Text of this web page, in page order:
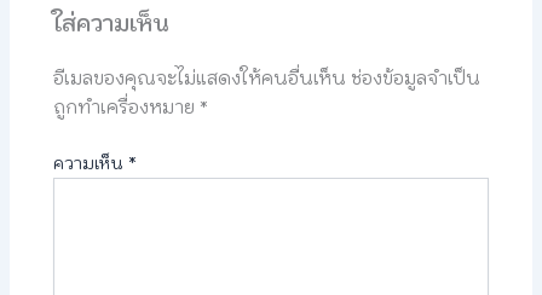
ใส่ความเห็น
อีเมลของคุณจะไม่แสดงให้คนอื่นเห็น ช่องข้อมูลจำเป็น
ถูกทำเครื่องหมาย *
ความเห็น *